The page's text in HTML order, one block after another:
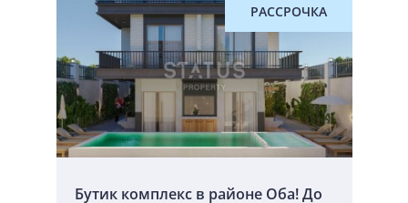
РАССРОЧКА
Бутик комплекс в районе Оба! До